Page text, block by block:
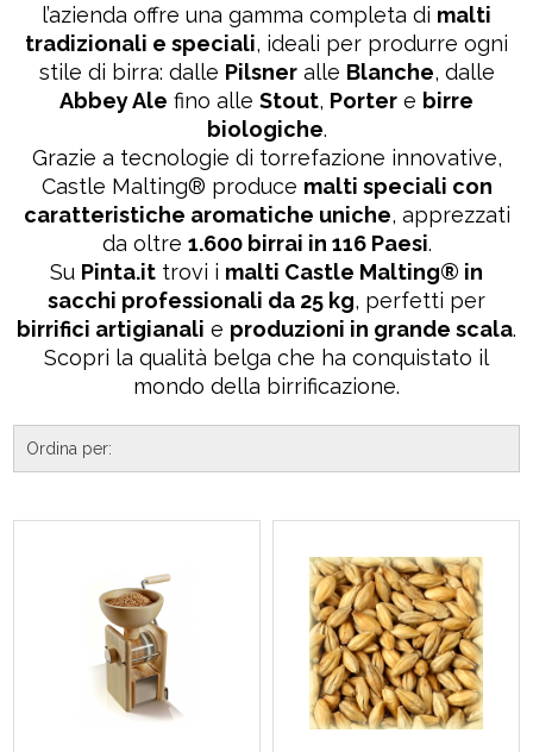
l’azienda offre una gamma completa di malti
tradizionali e speciali, ideali per produrre ogni
stile di birra: dalle Pilsneralle Blanche, dalle
Abbey Ale fino alle Stout, Porter e birre
biologiche.
Grazie a tecnologie di torrefazione innovative,
Castle Malting® produce malti speciali con
caratteristiche aromatiche uniche, apprezzati
da oltre 1.600 birrai in 116 Paesi.
Su Pinta.it trovi i malti Castle Malting® in
sacchi professionali da 25 kg, perfetti per
birrifici artigianali e produzioni in grande scala.
Scopri la qualità belga che ha conquistato il
mondo della birrificazione.